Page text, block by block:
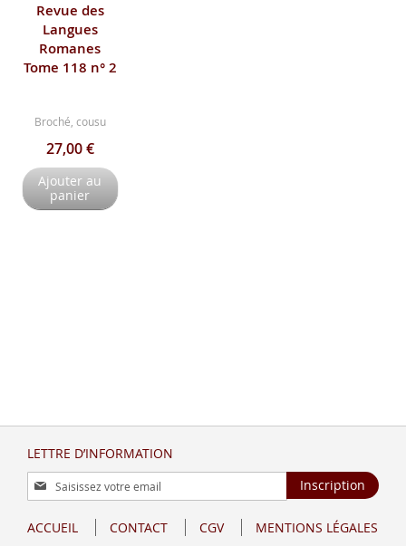
Revue des
Langues
Romanes
Tome 118 n° 2
Broché, cousu
27,00 €
Ajouter au
panier
LETTRE D’INFORMATION
Inscription
à
lettre
Inscription
ACCUEIL CONTACT CGV MENTIONS LÉGALES